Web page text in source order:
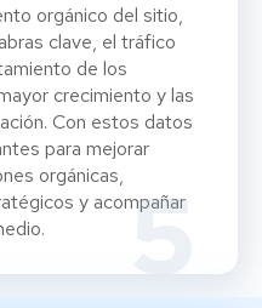
5
orgánico del sitio,
clave, el tráfico
de los
crecimiento y las
Con estos datos
para mejorar
orgánicas,
y acompañar